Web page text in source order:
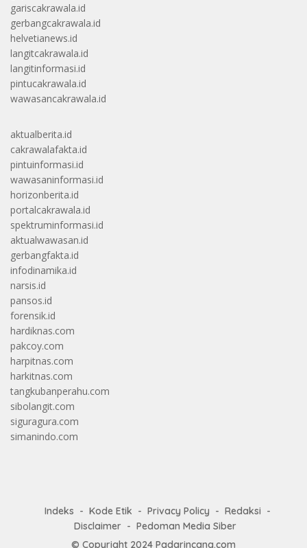
gariscakrawala.id
gerbangcakrawala.id
helvetianews.id
langitcakrawala.id
langitinformasi.id
pintucakrawala.id
wawasancakrawala.id
aktualberita.id
cakrawalafakta.id
pintuinformasi.id
wawasaninformasi.id
horizonberita.id
portalcakrawala.id
spektruminformasi.id
aktualwawasan.id
gerbangfakta.id
infodinamika.id
narsis.id
pansos.id
forensik.id
hardiknas.com
pakcoy.com
harpitnas.com
harkitnas.com
tangkubanperahu.com
sibolangit.com
siguragura.com
simanindo.com
Indeks Kode Etik Privacy Policy
Redaksi
Disclaimer
Pedoman Media Siber
© Copyright 2024 Padarincang.com